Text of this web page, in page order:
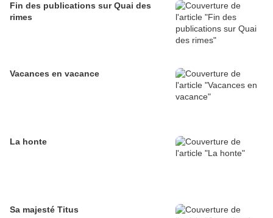
Fin des publications sur Quai des
rimes
Vacances en vacance
La honte
Sa majesté Titus